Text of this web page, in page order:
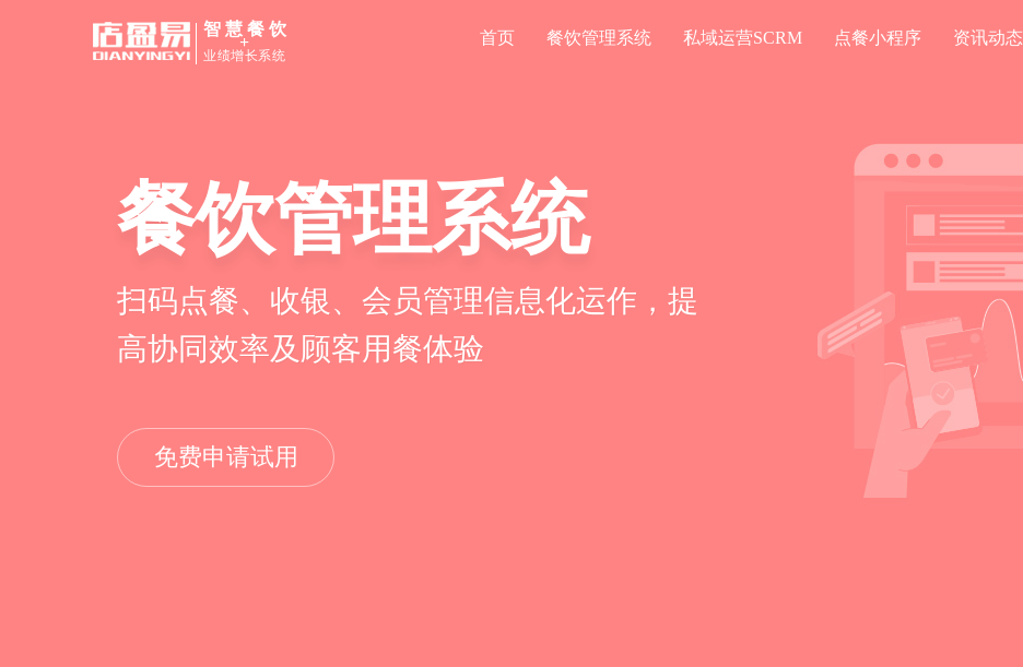
智慧餐饮
+
业绩增长系统
首页 餐饮管理系统 私域运营SCRM 点餐小程序 资讯动态
餐饮管理系统
扫码点餐、收银、会员管理信息化运作，提
高协同效率及顾客用餐体验
免费申请试用